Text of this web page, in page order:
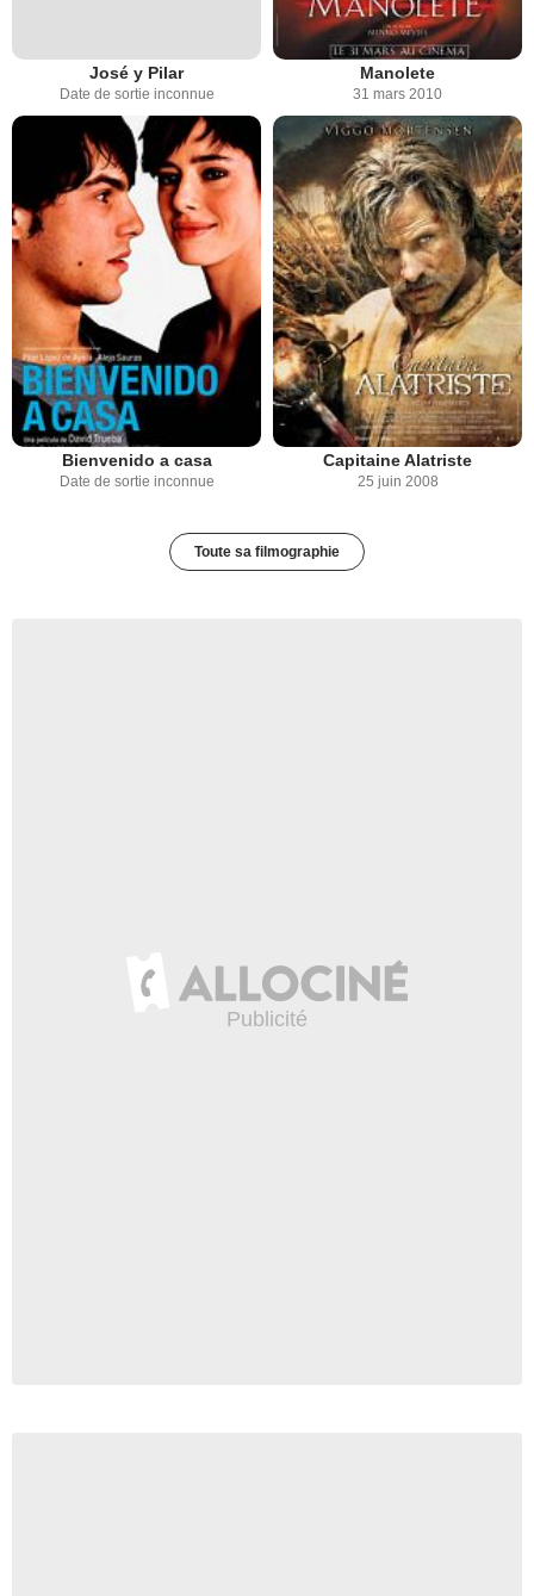
José y Pilar
Date de sortie inconnue
Manolete
31 mars 2010
Bienvenido a casa
Date de sortie inconnue
Capitaine Alatriste
25 juin 2008
Toute sa filmographie